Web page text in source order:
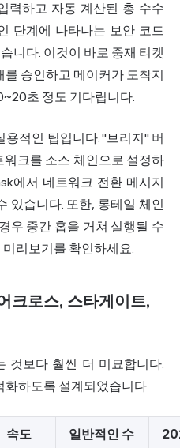
력하고 자동 계산된 총 수수
단계에 나타나는 보안 코드
니다. 이것이 바로 중재 티켓
를 승인하고 메이커가 도착지
초 정도 기다립니다.
용적인 팁입니다. "브리지" 버
크를 소스 체인으로 설정하
에서 네트워크 전환 메시지
있습니다. 또한, 롱테일 체인
우 중간 홉을 거쳐 실행될 수
리보기를 확인하세요.
크로스, 스타게이트,
것보다 훨씬 더 미묘합니다.
화하도록 설계되었습니다.
속도
일반적인 수